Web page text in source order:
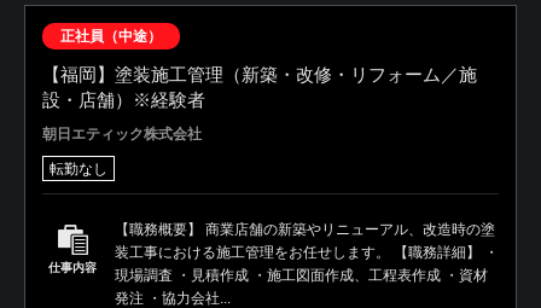
正社員（中途）
【福岡】塗装施工管理（新築・改修・リフォーム／施
設・店舗）※経験者
朝日エティック株式会社
転勤なし
仕事内容
【職務概要】 商業店舗の新築やリニューアル、改造時の塗
装工事における施工管理をお任せします。 【職務詳細】 ・
現場調査 ・見積作成 ・施工図面作成、工程表作成 ・資材
発注 ・協力会社...